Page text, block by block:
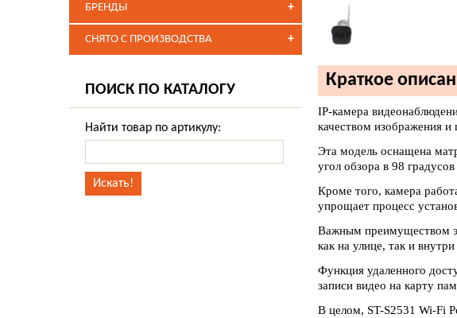
Краткое
IP-камера
качеством изображения
Эта модель оснащена
угол обзора в 98
Кроме того, камера
упрощает процесс
Важным преимуществом
как на улице, так и
Функция удаленного
записи видео на карту
В целом, ST-S2531 Wi-Fi
+
БРЕНДЫ
+
СНЯТО С ПРОИЗВОДСТВА
ПОИСК ПО КАТАЛОГУ
Найти товар по артикулу: